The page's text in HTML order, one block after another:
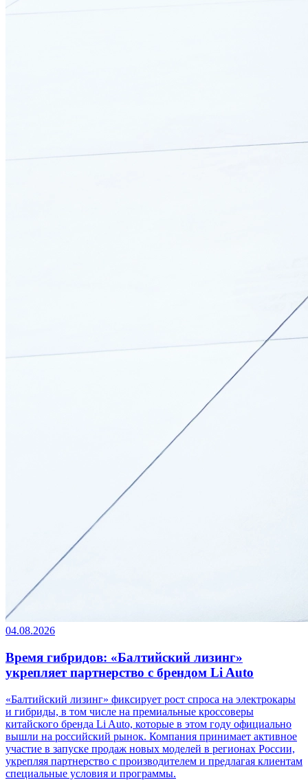
04.08.2026
Время гибридов: «Балтийский лизинг»
укрепляет партнерство с брендом Li Auto
«Балтийский лизинг» фиксирует рост спроса на электрокары
и гибриды, в том числе на премиальные кроссоверы
китайского бренда Li Auto, которые в этом году официально
вышли на российский рынок. Компания принимает активное
участие в запуске продаж новых моделей в регионах России,
укрепляя партнерство с производителем и предлагая клиентам
специальные условия и программы.